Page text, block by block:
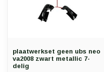
plaatwerkset geen ubs neo
va2008 zwart metallic 7-
delig